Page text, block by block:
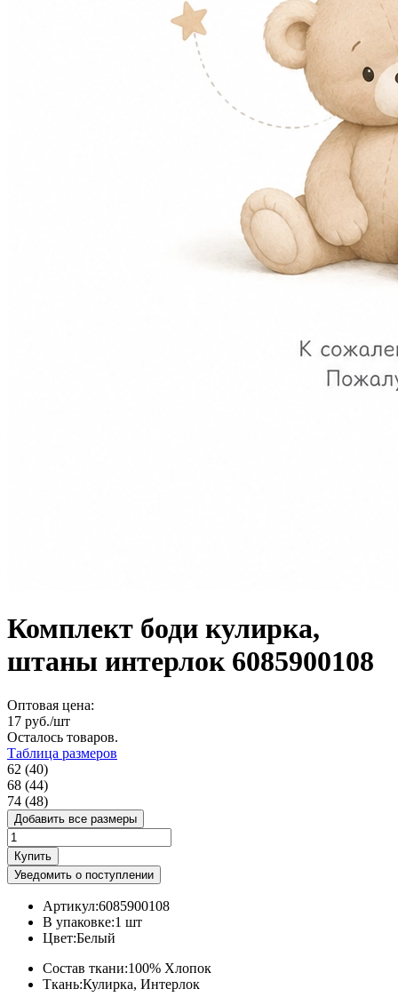
Комплект боди кулирка,
штаны интерлок 6085900108
Оптовая цена:
17 руб./шт
Осталось товаров.
Таблица размеров
62 (40)
68 (44)
74 (48)
Добавить все размеры
Купить
Уведомить о поступлении
Артикул:6085900108
В упаковке:1 шт
Цвет:Белый
Состав ткани:100% Хлопок
Ткань:Кулирка, Интерлок